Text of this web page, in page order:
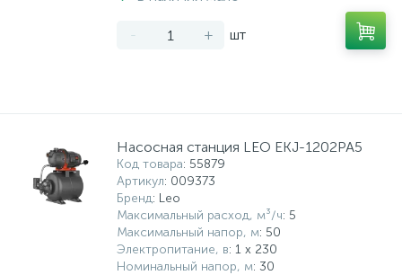
- + шт
Насосная станция LEO EKJ-1202PA5
Код товара: 55879
Артикул: 009373
Бренд: Leo
Максимальный расход, м³/ч: 5
Максимальный напор, м: 50
Электропитание, в: 1 x 230
Номинальный напор, м: 30